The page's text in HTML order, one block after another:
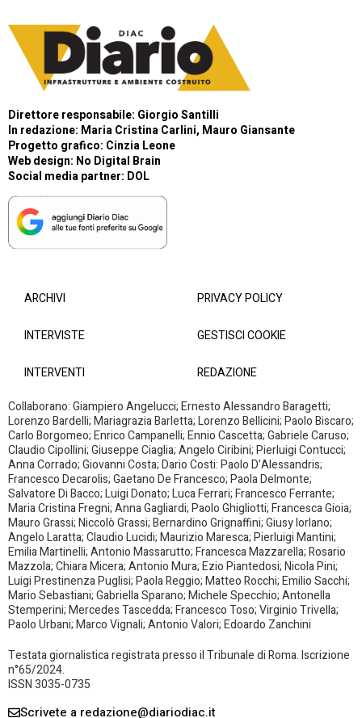
Direttore responsabile: Giorgio Santilli
In redazione: Maria Cristina Carlini, Mauro Giansante
Progetto grafico: Cinzia Leone
Web design: No Digital Brain
Social media partner: DOL
ARCHIVI
INTERVISTE
INTERVENTI
PRIVACY POLICY
GESTISCI COOKIE
REDAZIONE
Collaborano: Giampiero Angelucci; Ernesto Alessandro Baragetti;
Lorenzo Bardelli; Mariagrazia Barletta; Lorenzo Bellicini; Paolo Biscaro;
Carlo Borgomeo; Enrico Campanelli; Ennio Cascetta; Gabriele Caruso;
Claudio Cipollini; Giuseppe Ciaglia; Angelo Ciribini; Pierluigi Contucci;
Anna Corrado; Giovanni Costa; Dario Costi: Paolo D’Alessandris;
Francesco Decarolis; Gaetano De Francesco; Paola Delmonte;
Salvatore Di Bacco; Luigi Donato; Luca Ferrari; Francesco Ferrante;
Maria Cristina Fregni; Anna Gagliardi; Paolo Ghigliotti; Francesca Gioia;
Mauro Grassi; Niccolò Grassi; Bernardino Grignaffini; Giusy Iorlano;
Angelo Laratta; Claudio Lucidi; Maurizio Maresca; Pierluigi Mantini;
Emilia Martinelli; Antonio Massarutto; Francesca Mazzarella; Rosario
Mazzola; Chiara Micera; Antonio Mura; Ezio Piantedosi; Nicola Pini;
Luigi Prestinenza Puglisi; Paola Reggio; Matteo Rocchi; Emilio Sacchi;
Mario Sebastiani; Gabriella Sparano; Michele Specchio; Antonella
Stemperini; Mercedes Tascedda; Francesco Toso; Virginio Trivella;
Paolo Urbani; Marco Vignali; Antonio Valori; Edoardo Zanchini
Testata giornalistica registrata presso il Tribunale di Roma. Iscrizione
n°65/2024.
ISSN 3035-0735
Scrivete a redazione@diariodiac.it